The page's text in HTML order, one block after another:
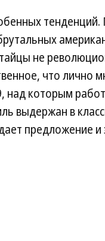
не
что лично
над которым
выдержан в
предложение